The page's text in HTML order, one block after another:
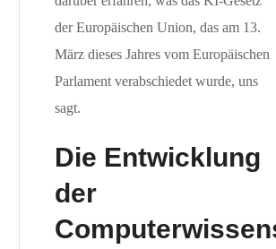
der Europäischen Union, das am 13.
März dieses Jahres vom Europäischen
Parlament verabschiedet wurde, uns
sagt.
Die Entwicklung
der